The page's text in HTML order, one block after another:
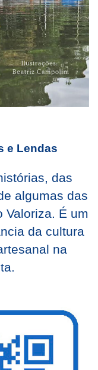
e Lendas
das
algumas das
Valoriza. É um
da cultura
na